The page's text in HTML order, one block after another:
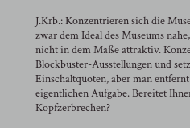
J.Krb.: Konzentrieren sich die
zwar dem Ideal des Museums
nicht in dem Maße attraktiv.
Blockbuster-Ausstellungen und
Einschaltquoten, aber man
eigentlichen Aufgabe. Bereitet
Kopfzerbrechen?